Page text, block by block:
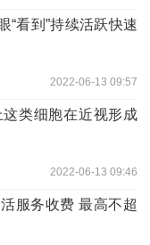
“看到”持续活跃快速
2022-06-13 09:57
类细胞在近视形成
2022-06-13 09:46
服务收费 最高不超